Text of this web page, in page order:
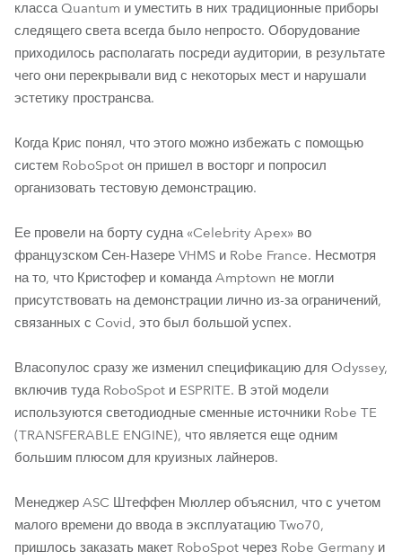
класса Quantum и уместить в них традиционные приборы
следящего света всегда было непросто. Оборудование
приходилось располагать посреди аудитории, в результате
чего они перекрывали вид с некоторых мест и нарушали
эстетику пространсва.
Когда Крис понял, что этого можно избежать с помощью
систем RoboSpot он пришел в восторг и попросил
организовать тестовую демонстрацию.
Ее провели на борту судна «Celebrity Apex» во
французском Сен-Назере VHMS и Robe France. Несмотря
на то, что Кристофер и команда Amptown не могли
присутствовать на демонстрации лично из-за ограничений,
связанных с Covid, это был большой успех.
Власопулос сразу же изменил спецификацию для Odyssey,
включив туда RoboSpot и ESPRITE. В этой модели
используются светодиодные сменные источники Robe TE
(TRANSFERABLE ENGINE), что является еще одним
большим плюсом для круизных лайнеров.
Менеджер ASC Штеффен Мюллер объяснил, что с учетом
малого времени до ввода в эксплуатацию Two70,
пришлось заказать макет RoboSpot через Robe Germany и